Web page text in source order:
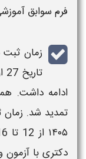
فرم سوابق
ادامه داشت.
تمدید شد.
۱۴۰۵ از 12 تا 16 خرداد ماه بود.